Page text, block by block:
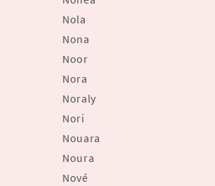
Nola
Nona
Noor
Nora
Noraly
Nori
Nouara
Noura
Nové